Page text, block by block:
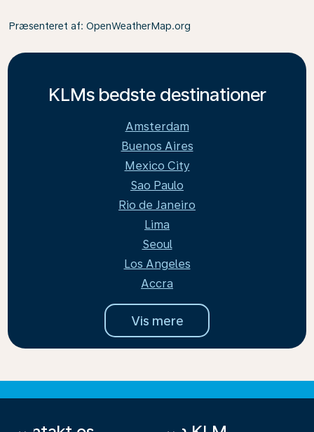
Præsenteret af: OpenWeatherMap.org
KLMs bedste destinationer
Amsterdam
Buenos Aires
Mexico City
Sao Paulo
Rio de Janeiro
Lima
Seoul
Los Angeles
Accra
Vis mere